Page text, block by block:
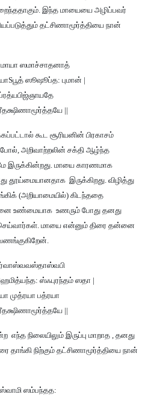
இந்த மாயையை அழிப்பவர்
தட்சிணாமூர்த்தியை நான்
ஸமாச்சாதனாத்
ஸூஷூப்த: புமான் |
||
கூட சூரியனின் பிரகாசம்
அறிவாற்றலின் சக்தி ஆழ்ந்த
இருக்கின்றது. மாயை காரணமாக
தூய்மையானதாக இருக்கிறது. விழித்து
(அறியாமையில்) கிடந்ததை
உண்மையாக உணரும் போது தனது
மாயை என்னும் திரை தன்னை
ஸ்ஃபுரந்தம் ஸதா |
முத்ரயா பத்ரயா
||
எந்த நிலையிலும் இருப்பு மாறாத , தனது
தாங்கி நிற்கும் தட்சிணாமூர்த்தியை நான்
ஸம்பந்தத: